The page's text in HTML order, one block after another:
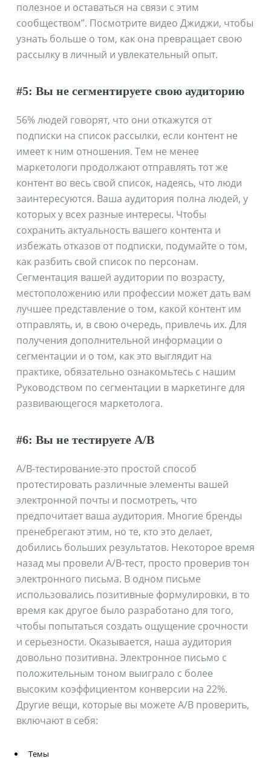
полезное и оставаться на связи с этим
сообществом”. Посмотрите видео Джиджи, чтобы
узнать больше о том, как она превращает свою
рассылку в личный и увлекательный опыт.
#5: Вы не сегментируете свою аудиторию
56% людей говорят, что они откажутся от
подписки на список рассылки, если контент не
имеет к ним отношения. Тем не менее
маркетологи продолжают отправлять тот же
контент во весь свой список, надеясь, что люди
заинтересуются. Ваша аудитория полна людей, у
которых у всех разные интересы. Чтобы
сохранить актуальность вашего контента и
избежать отказов от подписки, подумайте о том,
как разбить свой список по персонам.
Сегментация вашей аудитории по возрасту,
местоположению или профессии может дать вам
лучшее представление о том, какой контент им
отправлять, и, в свою очередь, привлечь их. Для
получения дополнительной информации о
сегментации и о том, как это выглядит на
практике, обязательно ознакомьтесь с нашим
Руководством по сегментации в маркетинге для
развивающегося маркетолога.
#6: Вы не тестируете A/B
A/B-тестирование-это простой способ
протестировать различные элементы вашей
электронной почты и посмотреть, что
предпочитает ваша аудитория. Многие бренды
пренебрегают этим, но те, кто это делает,
добились больших результатов. Некоторое время
назад мы провели A/B-тест, просто проверив тон
электронного письма. В одном письме
использовались позитивные формулировки, в то
время как другое было разработано для того,
чтобы попытаться создать ощущение срочности
и серьезности. Оказывается, наша аудитория
довольно позитивна. Электронное письмо с
положительным тоном выиграло с более
высоким коэффициентом конверсии на 22%.
Другие вещи, которые вы можете A/B проверить,
включают в себя:
Темы